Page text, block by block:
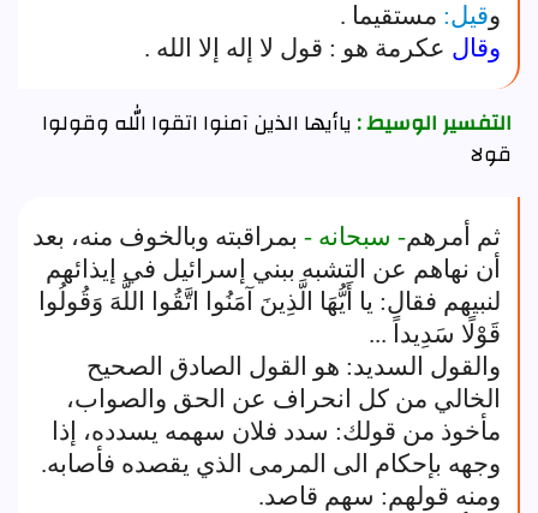
وقيل: مستقيما .
وقال عكرمة هو : قول لا إله إلا الله .
التفسير الوسيط :ياأيها الذين آمنوا اتقوا الله وقولوا
قولا
ثم أمرهم- سبحانه - بمراقبته وبالخوف منه، بعد
أن نهاهم عن التشبه ببني إسرائيل في إيذائهم
لنبيهم فقال: يا أَيُّهَا الَّذِينَ آمَنُوا اتَّقُوا اللَّهَ وَقُولُوا
قَوْلًا سَدِيداً ...
والقول السديد: هو القول الصادق الصحيح
الخالي من كل انحراف عن الحق والصواب،
مأخوذ من قولك: سدد فلان سهمه يسدده، إذا
وجهه بإحكام الى المرمى الذي يقصده فأصابه.
ومنه قولهم: سهم قاصد.